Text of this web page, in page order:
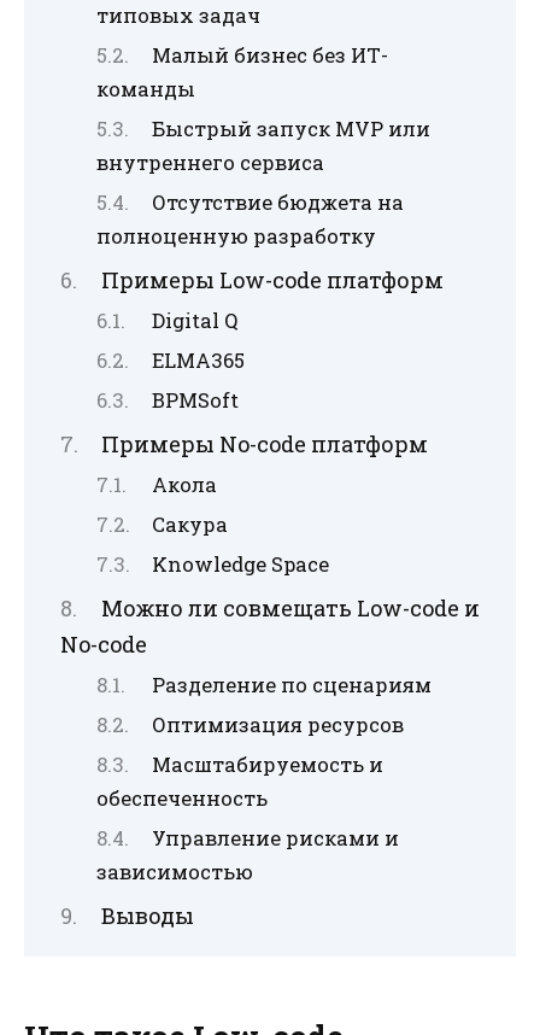
типовых задач
Малый бизнес без ИТ-
команды
Быстрый запуск MVP или
внутреннего сервиса
Отсутствие бюджета на
полноценную разработку
Примеры Low-code платформ
Digital Q
ELMA365
BPMSoft
Примеры No-code платформ
Акола
Сакура
Knowledge Space
Можно ли совмещать Low-code и
No-code
Разделение по сценариям
Оптимизация ресурсов
Масштабируемость и
обеспеченность
Управление рисками и
зависимостью
Выводы